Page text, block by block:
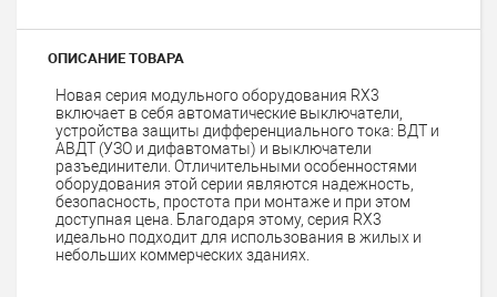
ОПИСАНИЕ ТОВАРА
Новая серия модульного оборудования RX3
включает в себя автоматические выключатели,
устройства защиты дифференциального тока: ВДТ и
АВДТ (УЗО и дифавтоматы) и выключатели
разъединители. Отличительными особенностями
оборудования этой серии являются надежность,
безопасность, простота при монтаже и при этом
доступная цена. Благодаря этому, серия RX3
идеально подходит для использования в жилых и
небольших коммерческих зданиях.